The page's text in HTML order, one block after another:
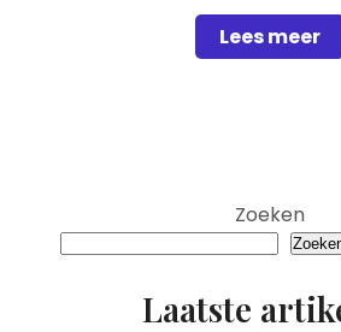
Lees meer
Zoeken
Laatste